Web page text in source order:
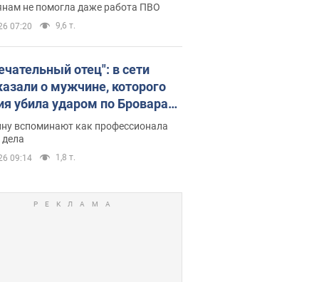
не помогла даже работа ПВО
07:20 9,6 т.
отец": в сети
о мужчине, которого
убила ударом по Броварам.
вспоминают как профессионала
дела
09:14 1,8 т.